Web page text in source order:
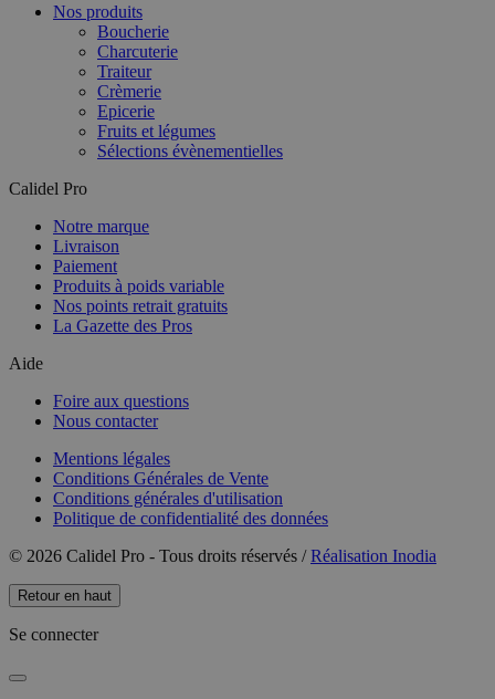
Nos produits
Boucherie
Charcuterie
Traiteur
Crèmerie
Epicerie
Fruits et légumes
Sélections évènementielles
Calidel Pro
Notre marque
Livraison
Paiement
Produits à poids variable
Nos points retrait gratuits
La Gazette des Pros
Aide
Foire aux questions
Nous contacter
Mentions légales
Conditions Générales de Vente
Conditions générales d'utilisation
Politique de confidentialité des données
© 2026 Calidel Pro - Tous droits réservés /Réalisation Inodia
Retour en haut
Se connecter